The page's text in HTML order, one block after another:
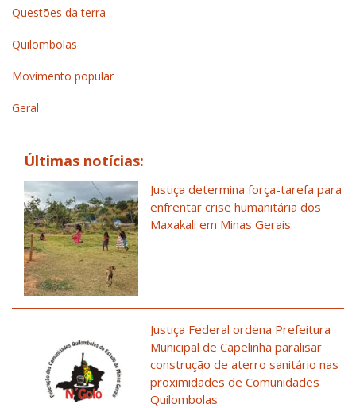
Questões da terra
Quilombolas
Movimento popular
Geral
Últimas notícias:
Justiça determina força-tarefa para
enfrentar crise humanitária dos
Maxakali em Minas Gerais
Justiça Federal ordena Prefeitura
Municipal de Capelinha paralisar
construção de aterro sanitário nas
proximidades de Comunidades
Quilombolas